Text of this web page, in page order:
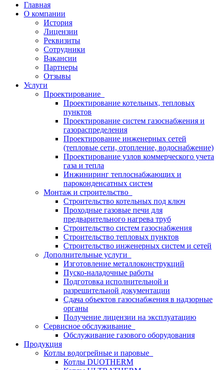
Главная
О компании
История
Лицензии
Реквизиты
Сотрудники
Вакансии
Партнеры
Отзывы
Услуги
Проектирование
Проектирование котельных, тепловых
пунктов
Проектирование систем газоснабжения и
газораспределения
Проектирование инженерных сетей
(тепловые сети, отопление, водоснабжение)
Проектирование узлов коммерческого учета
газа и тепла
Инжиниринг теплоснабжающих и
пароконденсатных систем
Монтаж и строительство
Строительство котельных под ключ
Проходные газовые печи для
предварительного нагрева труб
Строительство систем газоснабжения
Строительство тепловых пунктов
Строительство инженерных систем и сетей
Дополнительные услуги
Изготовление металлоконструкций
Пуско-наладочные работы
Подготовка исполнительной и
разрешительной документации
Сдача объектов газоснабжения в надзорные
органы
Получение лицензии на эксплуатацию
Сервисное обслуживание
Обслуживание газового оборудования
Продукция
Котлы водогрейные и паровые
Котлы DUOTHERM